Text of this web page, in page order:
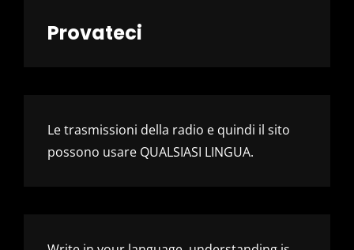
Provateci
Le trasmissioni della radio e quindi il sito
possono usare QUALSIASI LINGUA.